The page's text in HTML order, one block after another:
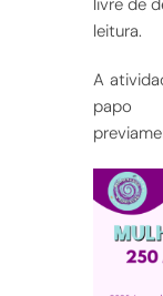
livre de
leitura.
A
papo